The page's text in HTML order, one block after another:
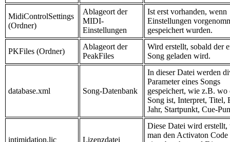
MidiControlSettings
(Ordner)
Ablageort der
MIDI-
Einstellungen
Ist erst vorhanden, wenn
Einstellungen
gespeichert wurden.
PKFiles (Ordner)
Ablageort der
PeakFiles
Wird erstellt, sobald der
Song geladen wird.
database.xml Song-Datenbank
In dieser Datei werden
Parameter eines Songs
gespeichert, wie z.B. wo
Song ist, Interpret, Titel,
Jahr, Startpunkt, Cue-
intimidation.lic Lizenzdatei
Diese Datei wird erstellt,
man den Activaton Code